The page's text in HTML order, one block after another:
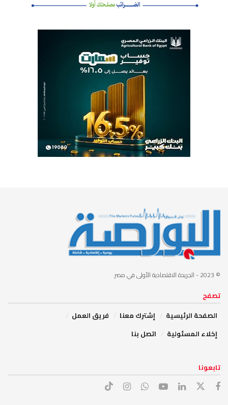
© 2023 - الجريدة الاقتصادية الأولى في مصر
تصفح
الصفحة الرئيسية
إشترك معنا
فريق العمل
إخلاء المسئولية
اتصل بنا
تابعونا